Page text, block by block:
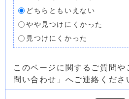
どちらともいえない
やや見つけにくかった
見つけにくかった
このページに関するご質問や
問い合わせ」へご連絡くださ